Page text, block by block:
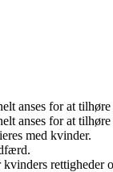
anses for at
anses for at
med kvinder.
rettigheder